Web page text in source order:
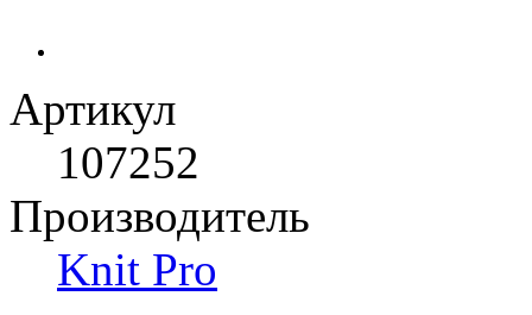
Артикул
107252
Производитель
Knit Pro